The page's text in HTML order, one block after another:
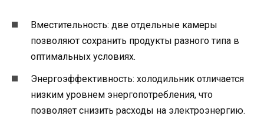
Вместительность: две отдельные камеры
позволяют сохранить продукты разного типа в
оптимальных условиях.
Энергоэффективность: холодильник отличается
низким уровнем энергопотребления, что
позволяет снизить расходы на электроэнергию.